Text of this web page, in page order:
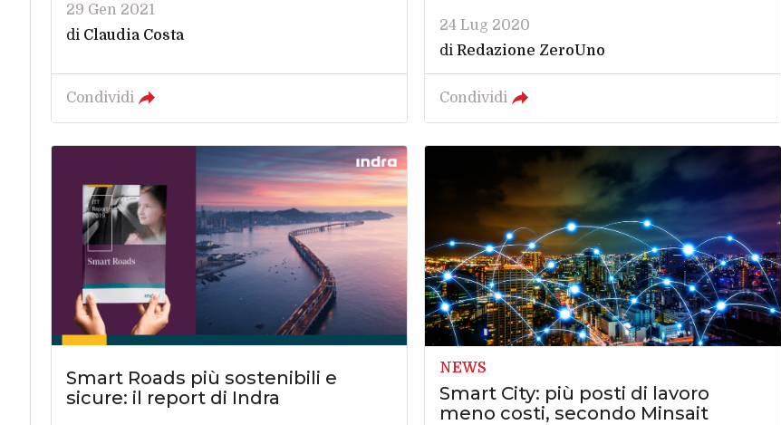
29 Gen 2021
di Claudia Costa
Condividi
24 Lug 2020
diRedazione ZeroUno
Condividi
Smart Roads più sostenibili e
sicure: il report di Indra
NEWS
Smart City: più posti di lavoro
meno costi, secondo Minsait